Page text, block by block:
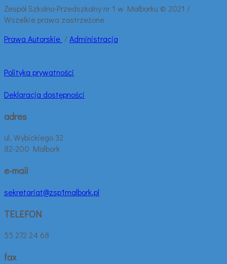
Zespół Szkolno-Przedszkolny nr 1 w Malborku © 2021 /
Wszelkie prawa zastrzeżone
Prawa Autorskie /Administracja
Polityka prywatności
Deklaracja dostępności
adres
ul. Wybickiego 32
82-200 Malbork
e-mail
sekretariat@zsp1malbork.pl
TELEFON
55 272 24 68
fax